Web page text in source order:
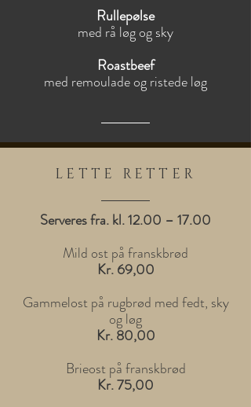
Rullepølse
med rå løg og sky
Roastbeef
med remoulade og ristede løg
LETTE RETTER
Serveres fra. kl. 12.00 – 17.00
Mild ost på franskbrød
Kr. 69,00
Gammelost på rugbrød med fedt, sky
og løg
Kr. 80,00
Brieost på franskbrød
Kr. 75,00